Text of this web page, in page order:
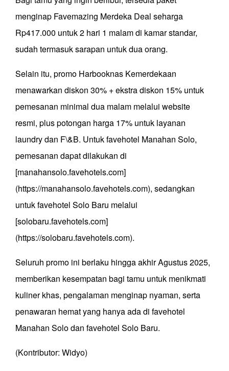
menginap Favemazing Merdeka Deal seharga
Rp417.000 untuk 2 hari 1 malam di kamar standar,
sudah termasuk sarapan untuk dua orang.
Selain itu, promo Harbooknas Kemerdekaan
menawarkan diskon 30% + ekstra diskon 15% untuk
pemesanan minimal dua malam melalui website
resmi, plus potongan harga 17% untuk layanan
laundry dan F\&B. Untuk favehotel Manahan Solo,
pemesanan dapat dilakukan di
[manahansolo.favehotels.com]
(https://manahansolo.favehotels.com), sedangkan
untuk favehotel Solo Baru melalui
[solobaru.favehotels.com]
(https://solobaru.favehotels.com).
Seluruh promo ini berlaku hingga akhir Agustus 2025,
memberikan kesempatan bagi tamu untuk menikmati
kuliner khas, pengalaman menginap nyaman, serta
penawaran hemat yang hanya ada di favehotel
Manahan Solo dan favehotel Solo Baru.
(Kontributor: Widyo)